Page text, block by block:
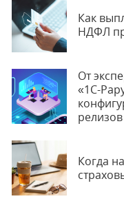
Как
НДФЛ
От
«1С-
релизов
Когда